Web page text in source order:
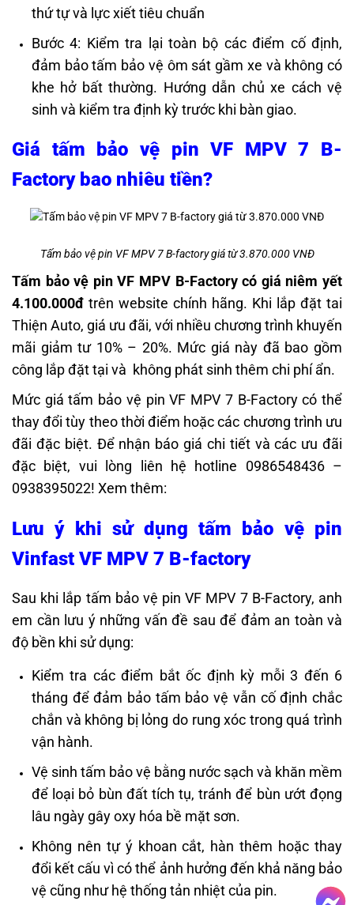
thứ tự và lực xiết tiêu chuẩn
Bước 4: Kiểm tra lại toàn bộ các điểm cố định,
đảm bảo tấm bảo vệ ôm sát gầm xe và không có
khe hở bất thường. Hướng dẫn chủ xe cách vệ
sinh và kiểm tra định kỳ trước khi bàn giao.
Giá tấm bảo vệ pin VF MPV 7 B-
Factory bao nhiêu tiền?
Tấm bảo vệ pin VF MPV 7 B-factory giá từ 3.870.000 VNĐ
Tấm bảo vệ pin VF MPV B-Factory có giá niêm yết
4.100.000đ trên website chính hãng. Khi lắp đặt tai
Thiện Auto, giá ưu đãi, với nhiều chương trình khuyến
mãi giảm tư 10% – 20%. Mức giá này đã bao gồm
công lắp đặt tại và không phát sinh thêm chi phí ẩn.
Mức giá tấm bảo vệ pin VF MPV 7 B-Factory có thể
thay đổi tùy theo thời điểm hoặc các chương trình ưu
đãi đặc biệt. Để nhận báo giá chi tiết và các ưu đãi
đặc biệt, vui lòng liên hệ hotline 0986548436 –
0938395022! Xem thêm:
Lưu ý khi sử dụng tấm bảo vệ pin
Vinfast VF MPV 7 B-factory
Sau khi lắp tấm bảo vệ pin VF MPV 7 B-Factory, anh
em cần lưu ý những vấn đề sau để đảm an toàn và
độ bền khi sử dụng:
Kiểm tra các điểm bắt ốc định kỳ mỗi 3 đến 6
tháng để đảm bảo tấm bảo vệ vẫn cố định chắc
chắn và không bị lỏng do rung xóc trong quá trình
vận hành.
Vệ sinh tấm bảo vệ bằng nước sạch và khăn mềm
để loại bỏ bùn đất tích tụ, tránh để bùn ướt đọng
lâu ngày gây oxy hóa bề mặt sơn.
Không nên tự ý khoan cắt, hàn thêm hoặc thay
đổi kết cấu vì có thể ảnh hưởng đến khả năng bảo
vệ cũng như hệ thống tản nhiệt của pin.